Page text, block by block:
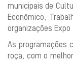
municipais de
Econômico,
organizações Expo
As programações
roça, com o